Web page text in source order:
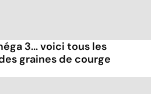
3... voici tous les
graines de courge